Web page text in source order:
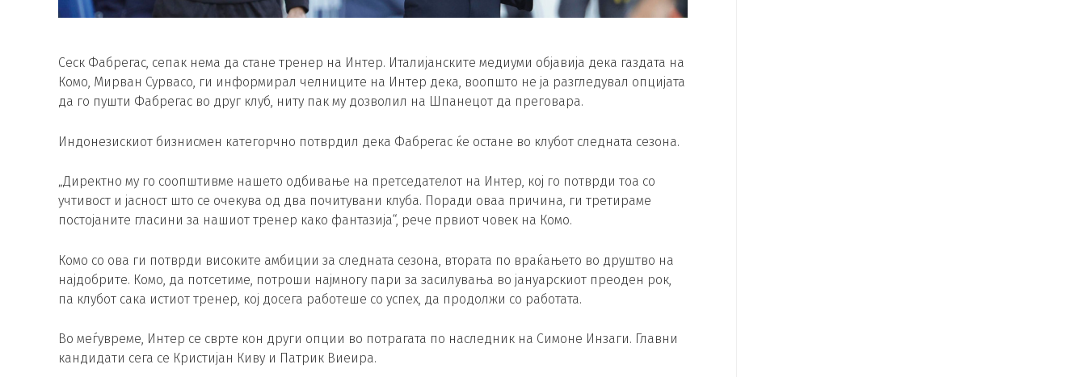
Сеск Фабрегас, сепак нема да стане тренер на Интер. Италијанските медиуми објавија дека газдата на
Комо, Мирван Сурвасо, ги информирал челниците на Интер дека, воопшто не ја разгледувал опцијата
да го пушти Фабрегас во друг клуб, ниту пак му дозволил на Шпанецот да преговара.
Индонезискиот бизнисмен категорчно потврдил дека Фабрегас ќе остане во клубот следната сезона.
„Директно му го соопштивме нашето одбивање на претседателот на Интер, кој го потврди тоа со
учтивост и јасност што се очекува од два почитувани клуба. Поради оваа причина, ги третираме
постојаните гласини за нашиот тренер како фантазија“, рече првиот човек на Комо.
Комо со ова ги потврди високите амбиции за следната сезона, втората по враќањето во друштво на
најдобрите. Комо, да потсетиме, потроши најмногу пари за засилувања во јануарскиот преоден рок,
па клубот сака истиот тренер, кој досега работеше со успех, да продолжи со работата.
Во меѓувреме, Интер се сврте кон други опции во потрагата по наследник на Симоне Инзаги. Главни
кандидати сега се Кристијан Киву и Патрик Виеира.